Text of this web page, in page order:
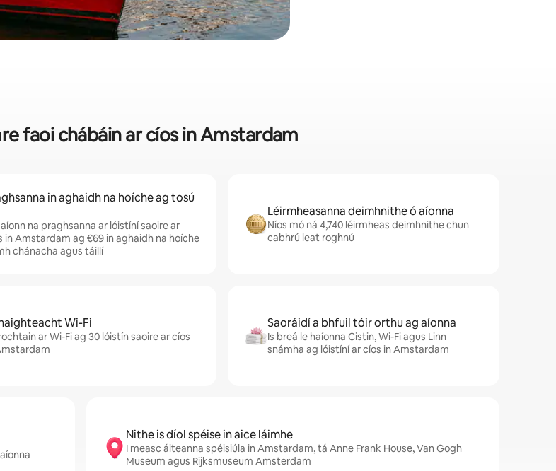
faoi chábáin ar cíos in Amstardam
in aghaidh na hoíche ag tosú
na praghsanna ar lóistíní saoire ar
in Amstardam ag €69 in aghaidh na hoíche
chánacha agus táillí
Léirmheasanna deimhnithe ó aíonna
Níos mó ná 4,740 léirmheas deimhnithe chun
cabhrú leat roghnú
Wi-Fi
ar Wi-Fi ag 30 lóistín saoire ar cíos
Saoráidí a bhfuil tóir orthu ag aíonna
Is breá le haíonna Cistin, Wi-Fi agus Linn
snámha ag lóistíní ar cíos in Amstardam
Nithe is díol spéise in aice láimhe
I measc áiteanna spéisiúla in Amstardam, tá Anne Frank House, Van Gogh
Museum agus Rijksmuseum Amsterdam